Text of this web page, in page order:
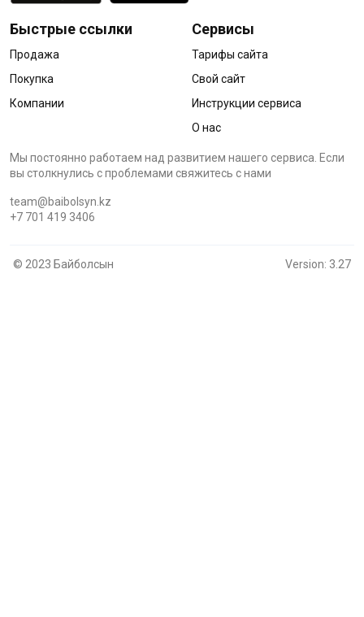
Быстрые ссылки
Продажа
Покупка
Компании
Сервисы
Тарифы сайта
Свой сайт
Инструкции сервиса
О нас
Мы постоянно работаем над развитием нашего сервиса. Если
вы столкнулись с проблемами cвяжитесь с нами
team@baibolsyn.kz
+7 701 419 3406
© 2023 Байболсын Version: 3.27